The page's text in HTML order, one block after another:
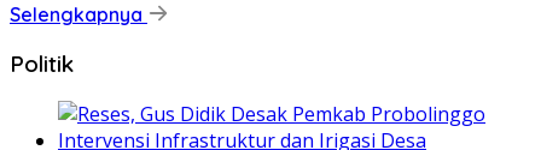
Selengkapnya
Politik